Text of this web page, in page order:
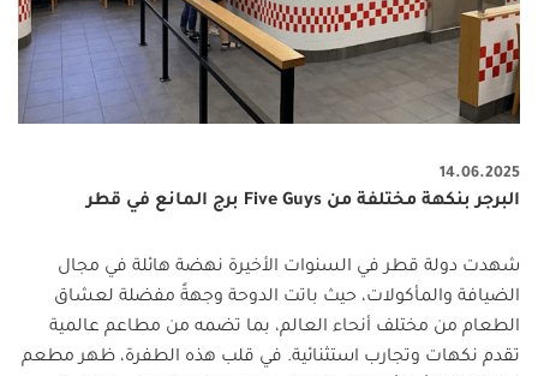
14.06.2025
البرجر بنكهة مختلفة من Five Guys برج المانع في قطر
شهدت دولة قطر في السنوات الأخيرة نهضة هائلة في مجال
الضيافة والمأكولات، حيث باتت الدوحة وجهةً مفضلة لعشاق
الطعام من مختلف أنحاء العالم، بما تضمه من مطاعم عالمية
تقدم نكهات وتجارب استثنائية. في قلب هذه الطفرة، ظهر مطعم